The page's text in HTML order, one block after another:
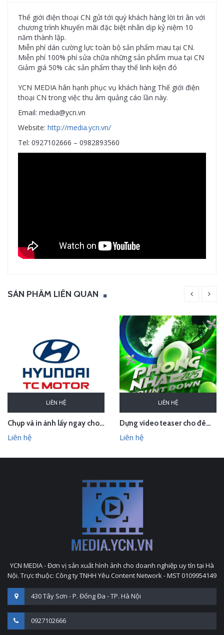
Thế giới điện thoại CN gửi tới quý khách hàng lời tri ân với
chương trình khuyến mãi đặc biệt nhân dịp kỷ niệm 10
năm thành lập.
Miễn phí dán cường lực toàn bộ sản phẩm mau tại CN.
Miễn phí 100% phí sửa chữa những sản phẩm mua tại CN
Giảm giá 50% các sản phẩm thay thế linh kiện đó
YCN MEDIA hân hạnh phục vụ khách hàng Thế giới điện
thoại CN trong việc thu âm quảng cáo lần này.
Email: media@ycn.vn
Website: http://media.ycn.vn/
Tel: 0927102666 – 0982893560
SẢN PHẨM LIÊN QUAN
LIÊN HỆ
Chụp và in ảnh lấy ngay cho Huyndai Lam Kinh
Liên hệ
LIÊN HỆ
Dựng video teaser cho đêm countdown tại Phong Nha - Quảng Bình
Liên hệ
YCN MEDIA - Đơn vị sản xuất hình ảnh cho doanh nghiệp uy tín tại Hà
Nội. Trực thuộc: Công ty TNHH Yêu Content Network - MST 0109954149
430 Tây Sơn - P. Đống Đa - TP. Hà Nội
0927102666